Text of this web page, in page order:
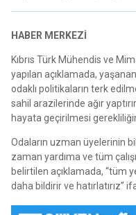
HABER MERKEZİ
Kıbrıs Türk Mühendis ve
yapılan açıklamada,
odaklı politikaların terk
sahil arazilerinde ağır
hayata geçirilmesi
Odaların uzman üyelerinin
zaman yardıma ve tüm
belirtilen açıklamada, “tüm
daha bildirir ve hatırlatırız”